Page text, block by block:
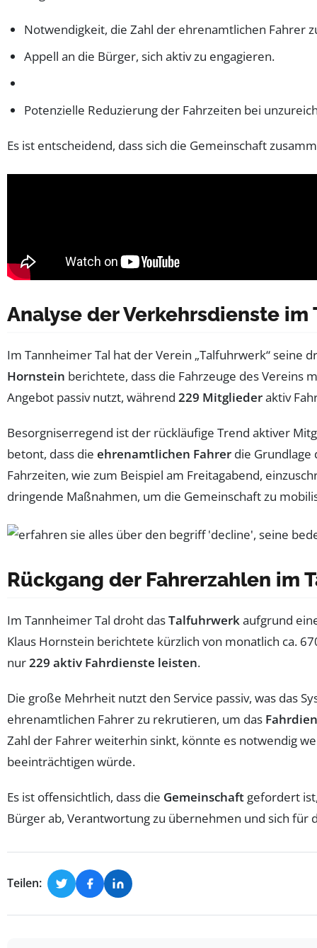
Notwendigkeit, die Zahl der ehrenamtlichen Fahrer
Appell an die Bürger, sich aktiv zu engagieren.
Potenzielle Reduzierung der Fahrzeiten bei
Es ist entscheidend, dass sich die Gemeinschaft
Analyse der Verkehrsdienste im
Im Tannheimer Tal hat der Verein „Talfuhrwerk“ seine
Hornstein berichtete, dass die Fahrzeuge des Vereins
Angebot passiv nutzt, während 229 Mitgliederaktiv
Besorgniserregend ist der rückläufige Trend aktiver
betont, dass die ehrenamtlichen Fahrer die
Fahrzeiten, wie zum Beispiel am Freitagabend,
dringende Maßnahmen, um die Gemeinschaft zu
Rückgang der Fahrerzahlen im
Im Tannheimer Tal droht dasTalfuhrwerkaufgrund
Klaus Hornstein berichtete kürzlich von monatlich ca.
nur229 aktiv Fahrdienste leisten.
Die große Mehrheit nutzt den Service passiv, was das
ehrenamtlichen Fahrer zu rekrutieren, um das
Zahl der Fahrer weiterhin sinkt, könnte es notwendig
beeinträchtigen würde.
Es ist offensichtlich, dass die Gemeinschaft gefordert
Bürger ab, Verantwortung zu übernehmen und sich für
Teilen: